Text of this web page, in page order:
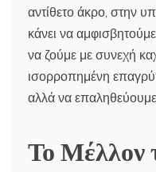
αντίθετο άκρο, στην
κάνει να
να ζούμε με συνεχή
ισορροπημένη
αλλά να επαληθεύουμε
Το Μέλλον